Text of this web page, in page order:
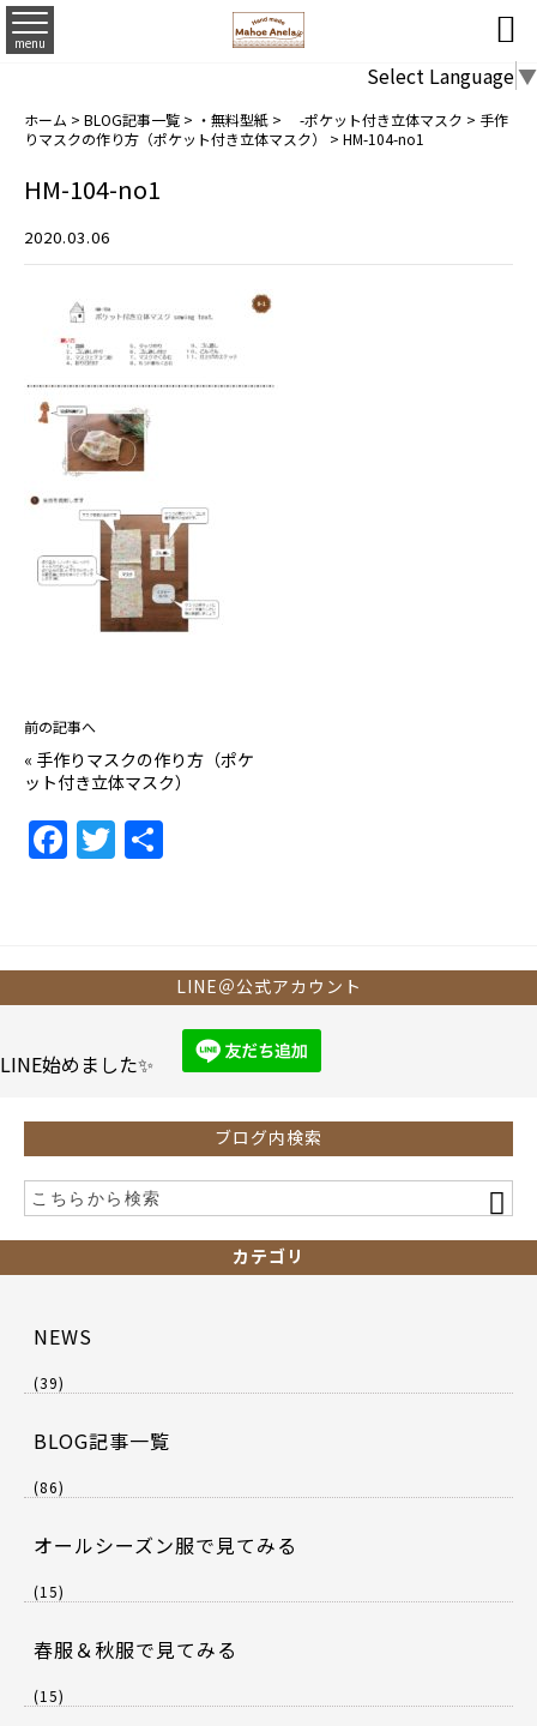
menu 
Select Language▼
ホーム > BLOG記事一覧 > ・無料型紙 > -ポケット付き立体マスク > 手作
りマスクの作り方（ポケット付き立体マスク）
> HM-104-no1
HM-104-no1
2020.03.06
前の記事へ
« 手作りマスクの作り方（ポケ
ット付き立体マスク）
F
a
b
o
k
T
w
LINE＠公式アカウント
LINE始めました✨
ブログ内検索
カテゴリ
NEWS
(39)
BLOG記事一覧
(86)
オールシーズン服で見てみる
(15)
春服＆秋服で見てみる
(15)